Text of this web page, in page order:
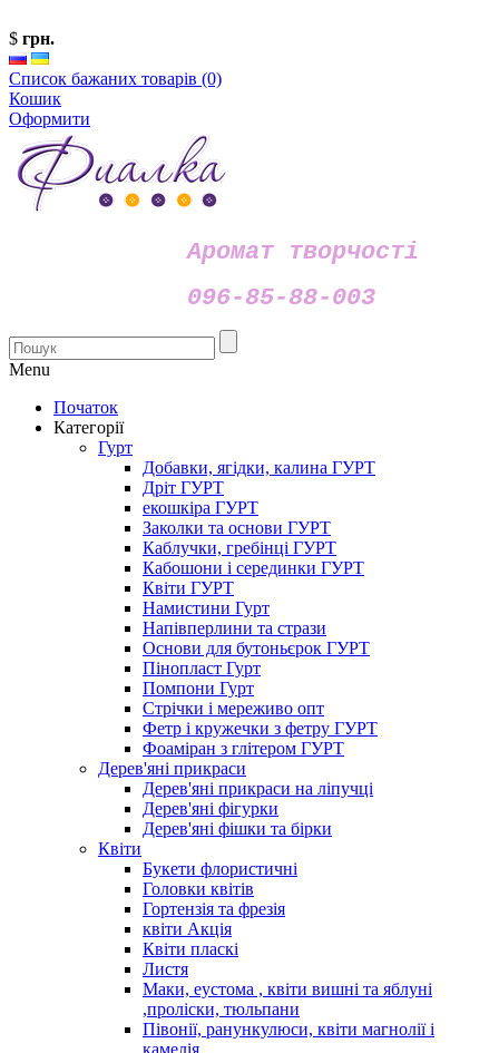
$ грн.
Список бажаних товарів (0)
Кошик
Оформити
Аромат творчості
096-85-88-003
Menu
Початок
Категорії
Гурт
Добавки, ягідки, калина ГУРТ
Дріт ГУРТ
екошкіра ГУРТ
Заколки та основи ГУРТ
Каблучки, гребінці ГУРТ
Кабошони і серединки ГУРТ
Квіти ГУРТ
Намистини Гурт
Напівперлини та стрази
Основи для бутоньєрок ГУРТ
Пінопласт Гурт
Помпони Гурт
Стрічки і мереживо опт
Фетр і кружечки з фетру ГУРТ
Фоаміран з глітером ГУРТ
Дерев'яні прикраси
Дерев'яні прикраси на ліпучці
Дерев'яні фігурки
Дерев'яні фішки та бірки
Квіти
Букети флористичні
Головки квітів
Гортензія та фрезія
квіти Акція
Квіти пласкі
Листя
Маки, еустома , квіти вишні та яблуні
,проліски, тюльпани
Півонії, ранункулюси, квіти магнолії і
камелія